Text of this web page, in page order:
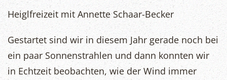
Heiglfreizeit mit Annette Schaar-Becker
Gestartet sind wir in diesem Jahr gerade noch bei
ein paar Sonnenstrahlen und dann konnten wir
in Echtzeit beobachten, wie der Wind immer